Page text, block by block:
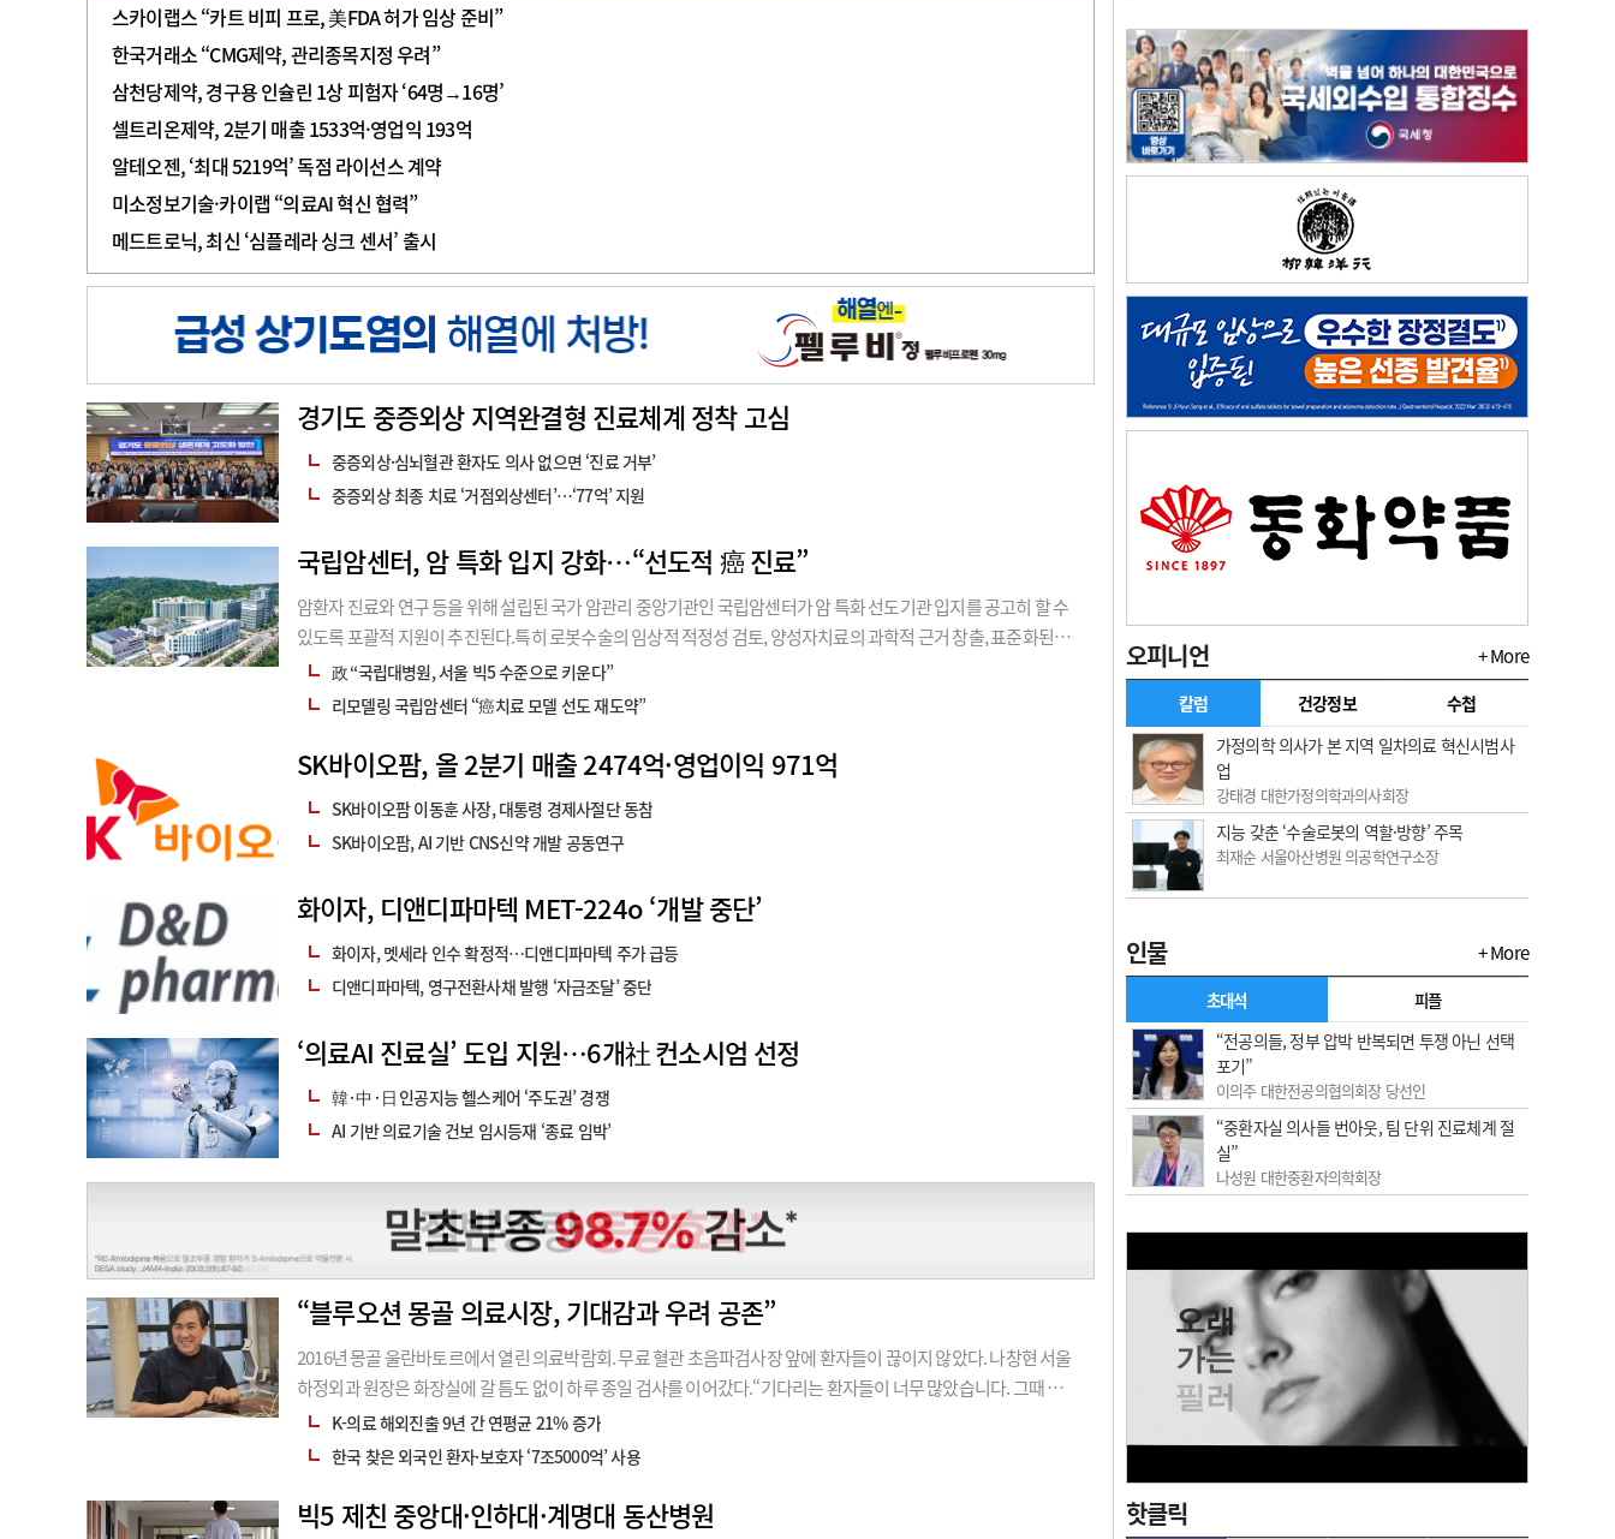
스카이랩스 “카트 비피 프로, 美FDA 허가 임상 준비”
한국거래소 “CMG제약, 관리종목지정 우려”
삼천당제약, 경구용 인슐린 1상 피험자 ‘64명→16명’
셀트리온제약, 2분기 매출 1533억·영업익 193억
알테오젠, ‘최대 5219억’ 독점 라이선스 계약
미소정보기술·카이랩 “의료AI 혁신 협력”
메드트로닉, 최신 ‘심플레라 싱크 센서’ 출시
경기도 중증외상 지역완결형 진료체계 정착 고심
중증외상·심뇌혈관 환자도 의사 없으면 ‘진료 거부’
중증외상 최종 치료 ‘거점외상센터’…‘77억’ 지원
국립암센터, 암 특화 입지 강화…“선도적 癌 진료”
암환자 진료와 연구 등을 위해 설립된 국가 암관리 중앙기관인 국립암센터가 암 특화 선도기관 입지를 공고히 할 수
있도록 포괄적 지원이 추진된다.특히 로봇수술의 임상적 적정성 검토, 양성자치료의 과학적 근거 창출, 표준화된
암진료 가이드라인 제·개정, 7개 암검진 권고안을 순차적으로 개정을 담당한다.5일 보건복지부(장관 정은경)는 이
같은 내용의 ‘국립암센터 특성화 기
政 “국립대병원, 서울 빅5 수준으로 키운다”
리모델링 국립암센터 “癌치료 모델 선도 재도약”
SK바이오팜, 올 2분기 매출 2474억·영업이익 971억
SK바이오팜 이동훈 사장, 대통령 경제사절단 동참
SK바이오팜, AI 기반 CNS신약 개발 공동연구
화이자, 디앤디파마텍 MET-224o ‘개발 중단’
화이자, 멧세라 인수 확정적…디앤디파마텍 주가 급등
디앤디파마텍, 영구전환사채 발행 ‘자금조달’ 중단
‘ 의료AI 진료실’ 도입 지원…6개社 컨소시엄 선정
韓·中·日 인공지능 헬스케어 ‘주도권’ 경쟁
AI 기반 의료기술 건보 임시등재 ‘종료 임박’
“블루오션 몽골 의료시장, 기대감과 우려 공존”
2016년 몽골 울란바토르에서 열린 의료박람회. 무료 혈관 초음파검사장 앞에 환자들이 끊이지 않았다. 나창현 서울
하정외과 원장은 화장실에 갈 틈도 없이 하루 종일 검사를 이어갔다.“기다리는 환자들이 너무 많았습니다. 그때 몽
골에는 혈관질환을 전문적으로 진료하는 의료기관이 필요하겠다는 생각이 들었죠.”의료봉사에서 시작된 나 원장
의 몽골행은 올해로 10년째다. 2017년
K-의료 해외진출 9년 간 연평균 21% 증가
한국 찾은 외국인 환자·보호자 ‘7조5000억’ 사용
빅5 제친 중앙대·인하대·계명대 동산병원
오피니언 + More
칼럼 건강정보
수첩
가정의학 의사가 본 지역 일차의료 혁신시범사
업
강태경 대한가정의학과의사회장
지능 갖춘 ‘수술로봇의 역할·방향’ 주목
최재순 서울아산병원 의공학연구소장
인물 + More
초대석
피플
“전공의들, 정부 압박 반복되면 투쟁 아닌 선택
포기”
이의주 대한전공의협의회장 당선인
“중환자실 의사들 번아웃, 팀 단위 진료체계 절
실”
나성원 대한중환자의학회장
핫클릭